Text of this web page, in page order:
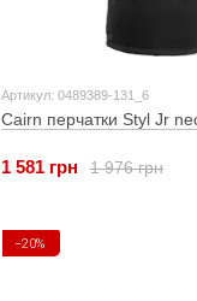
Артикул: 0489389-131_6
Cairn перчатки Styl Jr
1 976 грн
1 581 грн
−20%